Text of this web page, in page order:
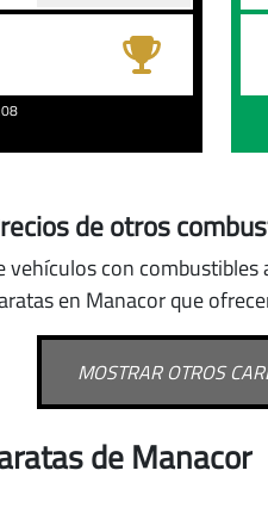
de otros
con
en Manacor que
MOSTRAR OTROS
de Manacor